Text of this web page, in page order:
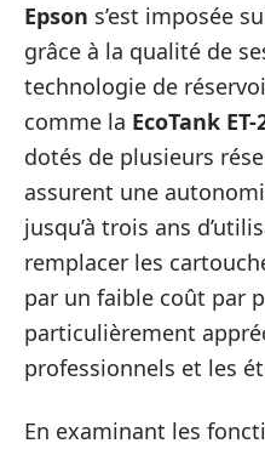
Epson s’est imposée
grâce à la qualité de
technologie de
comme la EcoTank ET-
dotés de plusieurs
assurent une
jusqu’à trois ans
remplacer les
par un faible coût par
particulièrement
professionnels et les
En examinant les